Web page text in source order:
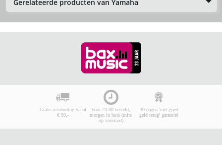
Gerelateerde producten van Yamaha
Gratis verzending vanaf
€ 99,-
Voor 23:00 besteld,
morgen in huis (mits
op voorraad)
30 dagen 'niet goed
geld terug' garantie!